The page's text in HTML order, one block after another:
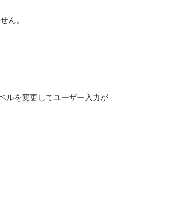
ん。
ルを変更してユーザー入力が